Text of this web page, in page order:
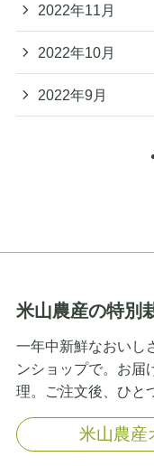
2022年11月
2022年10月
2022年9月
米山農産の特別
一年中新鮮なおいし
ンショップで。お届
理。ご注文後、ひと
米山農